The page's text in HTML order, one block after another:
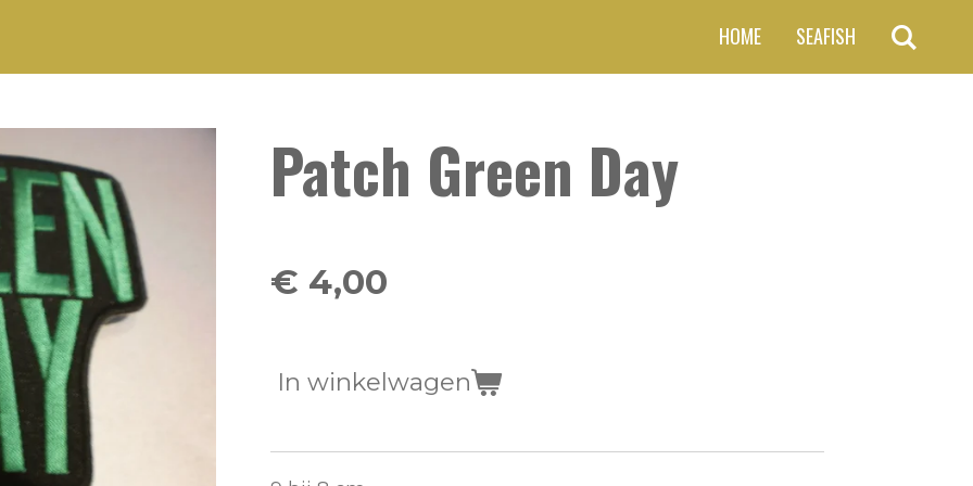
HOME SEAFISH
Patch Green Day
€ 4,00
In winkelwagen